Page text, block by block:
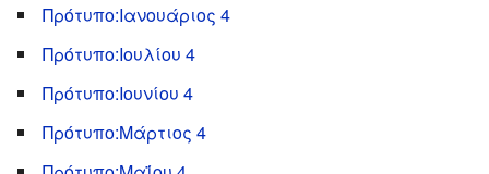
Πρότυπο:Ιανουάριος 4
Πρότυπο:Ιουλίου 4
Πρότυπο:Ιουνίου 4
Πρότυπο:Μάρτιος 4